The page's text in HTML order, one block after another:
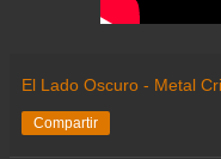
El Lado Oscuro - Metal
Compartir